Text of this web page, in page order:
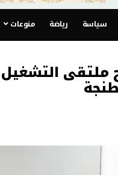
سياسة رياضة منوعات
التشغيل